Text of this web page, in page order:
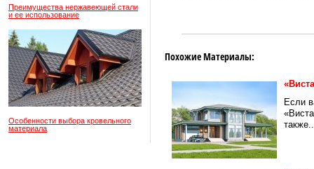
Преимущества нержавеющей стали
и ее использование
Особенности выбора кровельного
материала
Похожие Материалы:
Если